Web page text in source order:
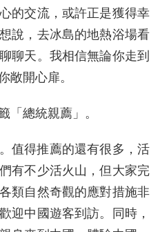
的交流，或許正是獲得幸
說，去冰島的地熱浴場看
聊天。我相信無論你走到
敞開心扉。
「總統親薦」。
值得推薦的還有很多，活
有不少活火山，但大家完
類自然奇觀的應對措施非
迎中國遊客到訪。同時，